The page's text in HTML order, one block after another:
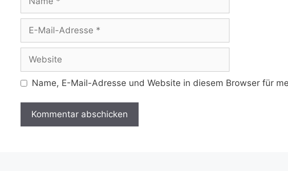
Mail-
Adresse
Name, E-Mail-Adresse und Website in diesem Browser für